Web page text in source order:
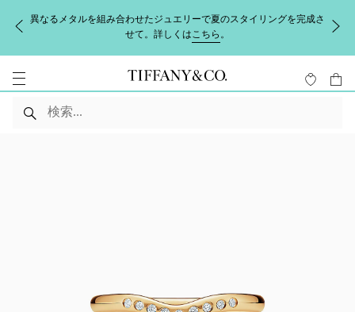
異なるメタルを組み合わせたジュエリーで夏のスタイリングを完成さ
せて。詳しくはこちら 。